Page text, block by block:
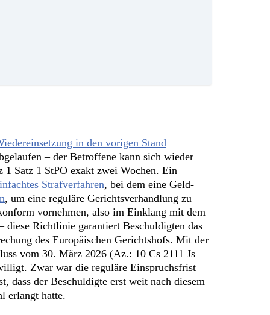
in den vorigen Stand
– der Betroffene kann sich wieder
1 Satz 1 StPO exakt zwei Wochen. Ein
Strafverfahren, bei dem eine Geld-
, um eine reguläre Gerichtsverhandlung zu
vornehmen, also im Einklang mit dem
Richtlinie garantiert Beschuldigten das
des Europäischen Gerichtshofs. Mit der
vom 30. März 2026 (Az.: 10 Cs 2111 Js
Zwar war die reguläre Einspruchsfrist
dass der Beschuldigte erst weit nach diesem
erlangt hatte.